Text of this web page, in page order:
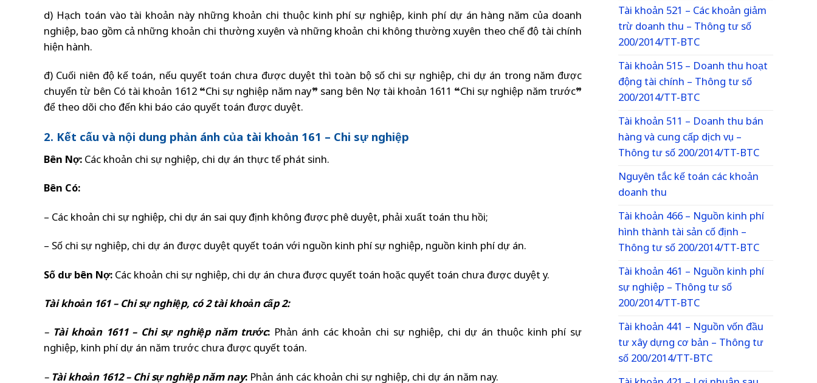
d) Hạch toán vào tài khoản này những khoản chi thuộc kinh phí sự nghiệp, kinh phí dự án hàng năm của doanh
nghiệp, bao gồm cả những khoản chi thường xuyên và những khoản chi không thường xuyên theo chế độ tài chính
hiện hành.
đ) Cuối niên độ kế toán, nếu quyết toán chưa được duyệt thì toàn bộ số chi sự nghiệp, chi dự án trong năm được
chuyển từ bên Có tài khoản 1612 “Chi sự nghiệp năm nay” sang bên Nợ tài khoản 1611 “Chi sự nghiệp năm trước”
để theo dõi cho đến khi báo cáo quyết toán được duyệt.
2. Kết cấu và nội dung phản ánh của tài khoản 161 – Chi sự nghiệp
Bên Nợ:Các khoản chi sự nghiệp, chi dự án thực tế phát sinh.
Bên Có:
– Các khoản chi sự nghiệp, chi dự án sai quy định không được phê duyệt, phải xuất toán thu hồi;
– Số chi sự nghiệp, chi dự án được duyệt quyết toán với nguồn kinh phí sự nghiệp, nguồn kinh phí dự án.
Số dư bên Nợ:Các khoản chi sự nghiệp, chi dự án chưa được quyết toán hoặc quyết toán chưa được duyệt y.
Tài khoản 161 – Chi sự nghiệp, có 2 tài khoản cấp 2:
– Tài khoản 1611 – Chi sự nghiệp năm trước: Phản ánh các khoản chi sự nghiệp, chi dự án thuộc kinh phí sự
nghiệp, kinh phí dự án năm trước chưa được quyết toán.
–Tài khoản 1612 – Chi sự nghiệp năm nay:Phản ánh các khoản chi sự nghiệp, chi dự án năm nay.
Tài khoản 521 – Các khoản giảm
trừ doanh thu – Thông tư số
200/2014/TT-BTC
Tài khoản 515 – Doanh thu hoạt
động tài chính – Thông tư số
200/2014/TT-BTC
Tài khoản 511 – Doanh thu bán
hàng và cung cấp dịch vụ –
Thông tư số 200/2014/TT-BTC
Nguyên tắc kế toán các khoản
doanh thu
Tài khoản 466 – Nguồn kinh phí
hình thành tài sản cố định –
Thông tư số 200/2014/TT-BTC
Tài khoản 461 – Nguồn kinh phí
sự nghiệp – Thông tư số
200/2014/TT-BTC
Tài khoản 441 – Nguồn vốn đầu
tư xây dựng cơ bản – Thông tư
số 200/2014/TT-BTC